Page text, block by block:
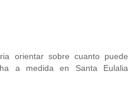
orientar sobre cuanto puede
a medida en Santa Eulalia